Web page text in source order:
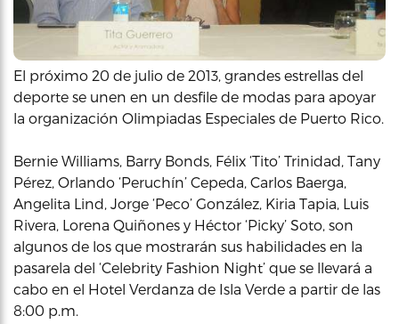
El próximo 20 de julio de 2013, grandes estrellas del
deporte se unen en un desfile de modas para apoyar
la organización Olimpiadas Especiales de Puerto Rico.
Bernie Williams, Barry Bonds, Félix ‘Tito’ Trinidad, Tany
Pérez, Orlando ‘Peruchín’ Cepeda, Carlos Baerga,
Angelita Lind, Jorge ‘Peco’ González, Kiria Tapia, Luis
Rivera, Lorena Quiñones y Héctor ‘Picky’ Soto, son
algunos de los que mostrarán sus habilidades en la
pasarela del ‘Celebrity Fashion Night’ que se llevará a
cabo en el Hotel Verdanza de Isla Verde a partir de las
8:00 p.m.